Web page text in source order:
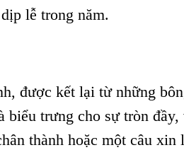
lễ trong năm.
được kết lại từ những
trưng cho sự tròn đầy,
thành hoặc một câu xin